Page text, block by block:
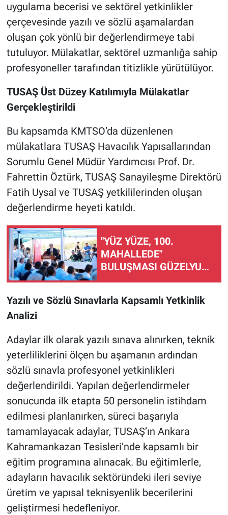
uygulama becerisi ve sektörel yetkinlikler
çerçevesinde yazılı ve sözlü aşamalardan
oluşan çok yönlü bir değerlendirmeye tabi
tutuluyor. Mülakatlar, sektörel uzmanlığa sahip
profesyoneller tarafından titizlikle yürütülüyor.
TUSAŞ Üst Düzey Katılımıyla Mülakatlar
Gerçekleştirildi
Bu kapsamda KMTSO’da düzenlenen
mülakatlara TUSAŞ Havacılık Yapısallarından
Sorumlu Genel Müdür Yardımcısı Prof. Dr.
Fahrettin Öztürk, TUSAŞ Sanayileşme Direktörü
Fatih Uysal ve TUSAŞ yetkililerinden oluşan
değerlendirme heyeti katıldı.
"YÜZ YÜZE, 100.
MAHALLEDE"
BULUŞMASI GÜZELYURT
MAHALLESİ'NDE
Yazılı ve Sözlü Sınavlarla Kapsamlı Yetkinlik
Analizi
Adaylar ilk olarak yazılı sınava alınırken, teknik
yeterliliklerini ölçen bu aşamanın ardından
sözlü sınavla profesyonel yetkinlikleri
değerlendirildi. Yapılan değerlendirmeler
sonucunda ilk etapta 50 personelin istihdam
edilmesi planlanırken, süreci başarıyla
tamamlayacak adaylar, TUSAŞ’ın Ankara
Kahramankazan Tesisleri’nde kapsamlı bir
eğitim programına alınacak. Bu eğitimlerle,
adayların havacılık sektöründeki ileri seviye
üretim ve yapısal teknisyenlik becerilerini
geliştirmesi hedefleniyor.